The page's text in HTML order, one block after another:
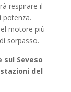
respirare il
potenza.
motore più
sorpasso.
Seveso
del